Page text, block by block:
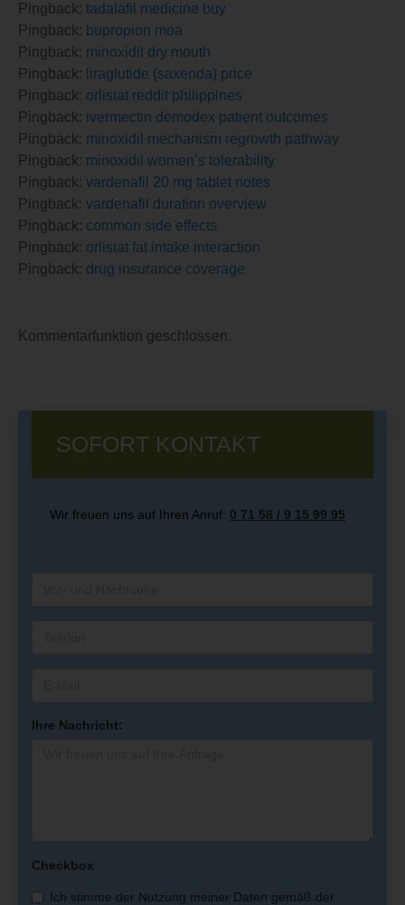
Pingback: tadalafil medicine buy
Pingback: bupropion moa
Pingback: minoxidil dry mouth
Pingback: liraglutide (saxenda) price
Pingback: orlistat reddit philippines
Pingback: ivermectin demodex patient outcomes
Pingback: minoxidil mechanism regrowth pathway
Pingback: minoxidil women’s tolerability
Pingback: vardenafil 20 mg tablet notes
Pingback: vardenafil duration overview
Pingback: common side effects
Pingback: orlistat fat intake interaction
Pingback: drug insurance coverage
Kommentarfunktion geschlossen.
SOFORT KONTAKT
Wir freuen uns auf Ihren Anruf: 0 71 58 / 9 15 99 95
Ihre Nachricht:
Checkbox
Ich stimme der Nutzung meiner Daten gemäß der